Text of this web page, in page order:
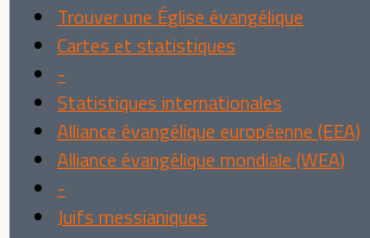
Trouver une Église évangélique
Cartes et statistiques
-
Statistiques internationales
Alliance évangélique européenne (EEA)
Alliance évangélique mondiale (WEA)
-
Juifs messianiques